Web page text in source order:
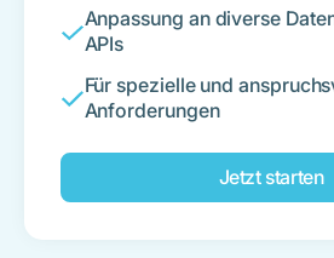
Anpassung an diverse
APIs
Für spezielle und
Anforderungen
Jetzt starten